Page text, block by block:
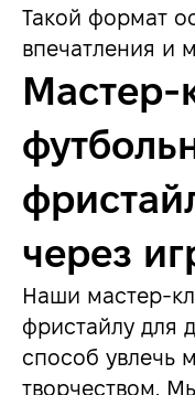
Такой формат
впечатления и
Мастер-
через
Наши мастер-
фристайлу для
способ увлечь
творчеством.